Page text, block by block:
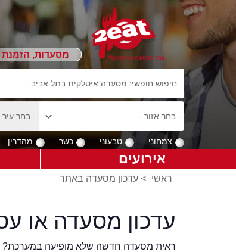
מסעדות,
צמחוני טבעוני כשר מהדרין
אירועים
ראשי > עדכון מסעדה באתר
עדכון מסעדה או
ראית מסעדה חדשה שלא מופיעה